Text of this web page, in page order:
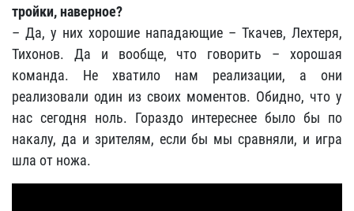
тройки, наверное?
– Да, у них хорошие нападающие – Ткачев, Лехтеря,
Тихонов. Да и вообще, что говорить – хорошая
команда. Не хватило нам реализации, а они
реализовали один из своих моментов. Обидно, что у
нас сегодня ноль. Гораздо интереснее было бы по
накалу, да и зрителям, если бы мы сравняли, и игра
шла от ножа.